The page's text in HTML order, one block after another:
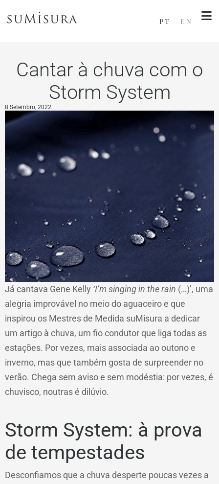
PT EN
Cantar à chuva com o
Storm System
8 Setembro, 2022
Já cantava Gene Kelly ‘I’m singing in the rain (…)’, uma
alegria improvável no meio do aguaceiro e que
inspirou os Mestres de Medida suMisura a dedicar
um artigo à chuva, um fio condutor que liga todas as
estações. Por vezes, mais associada ao outono e
inverno, mas que também gosta de surpreender no
verão. Chega sem aviso e sem modéstia: por vezes, é
chuvisco, noutras é dilúvio.
Storm System: à prova
de tempestades
Desconfiamos que a chuva desperte poucas vezes a